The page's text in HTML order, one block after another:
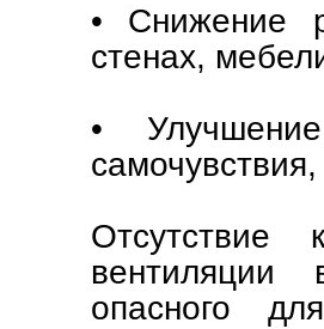
• Снижение
стенах,
•
Отсутствие
опасного